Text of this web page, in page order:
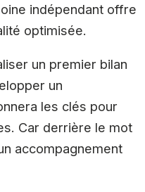
indépendant offre
optimisée.
un premier bilan
un
les clés pour
Car derrière le mot
accompagnement